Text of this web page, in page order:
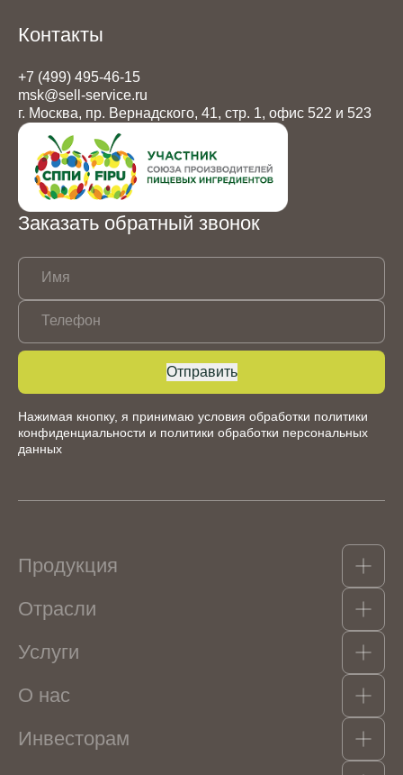
Контакты
+7 (499) 495-46-15
msk@sell-service.ru
г. Москва, пр. Вернадского, 41, стр. 1, офис 522 и 523
Заказать обратный звонок
Имя
Телефон
Отправить
Нажимая кнопку, я принимаю условия обработки политики
конфиденциальности и политики обработки персональных
данных
Продукция
Какао-продукты
Гидроколлоиды, структурообразователи и
эмульгаторы
Консерванты и пищевые кислоты
Красители
Фруктово-ягодные наполнители
Отрасли
Кондитерские изделия
Напитки безалкогольные
Масложировая продукция
Соусы и гастрономия
Услуги
Логистика
О нас
О Компании
Инвесторам